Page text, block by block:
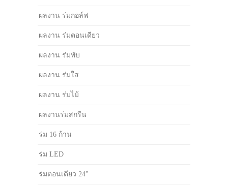
ผลงาน ร่มกอล์ฟ
ผลงาน ร่มตอนเดียว
ผลงาน ร่มพับ
ผลงาน ร่มใส
ผลงาน ร่มไม้
ผลงานร่มสกรีน
ร่ม 16 ก้าน
ร่ม LED
ร่มตอนเดียว 24"